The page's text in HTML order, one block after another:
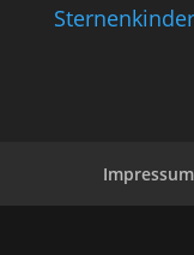
Impressum